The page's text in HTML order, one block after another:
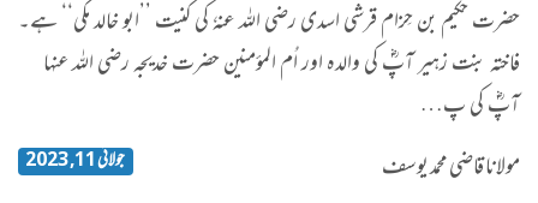
حضرت حکیم بن حِزام قرشی اسدی رضی اللہ عنہٗ کی کنیت ’’ابو خالد مکی‘‘ ہے۔
فاختہ بنت زہیر آپؓ کی والدہ اور اُم المؤمنین حضرت خدیجہ رضی اللہ عنہا
آپؓ کی پ…
مولانا قاضی محمد یوسف
جولائی 11, 2023